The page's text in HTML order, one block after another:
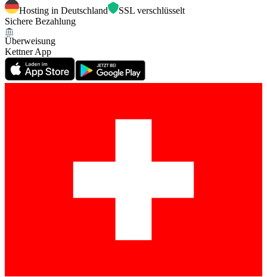
Hosting in Deutschland
SSL verschlüsselt
Sichere Bezahlung
Überweisung
Kettner App